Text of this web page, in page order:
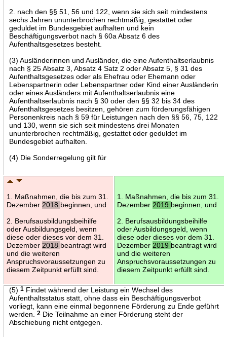
2. nach den §§ 51, 56 und 122, wenn sie sich seit mindestens
sechs Jahren ununterbrochen rechtmäßig, gestattet oder
geduldet im Bundesgebiet aufhalten und kein
Beschäftigungsverbot nach § 60a Absatz 6 des
Aufenthaltsgesetzes besteht.
(3) Ausländerinnen und Ausländer, die eine Aufenthaltserlaubnis
nach § 25 Absatz 3, Absatz 4 Satz 2 oder Absatz 5, § 31 des
Aufenthaltsgesetzes oder als Ehefrau oder Ehemann oder
Lebenspartnerin oder Lebenspartner oder Kind einer Ausländerin
oder eines Ausländers mit Aufenthaltserlaubnis eine
Aufenthaltserlaubnis nach § 30 oder den §§ 32 bis 34 des
Aufenthaltsgesetzes besitzen, gehören zum förderungsfähigen
Personenkreis nach § 59 für Leistungen nach den §§ 56, 75, 122
und 130, wenn sie sich seit mindestens drei Monaten
ununterbrochen rechtmäßig, gestattet oder geduldet im
Bundesgebiet aufhalten.
(4) Die Sonderregelung gilt für
1. Maßnahmen, die bis zum 31.
Dezember 2018 beginnen, und
2. Berufsausbildungsbeihilfe
oder Ausbildungsgeld, wenn
diese oder dieses vor dem 31.
Dezember 2018 beantragt wird
und die weiteren
Anspruchsvoraussetzungen zu
diesem Zeitpunkt erfüllt sind.
1. Maßnahmen, die bis zum 31.
Dezember 2019 beginnen, und
2. Berufsausbildungsbeihilfe
oder Ausbildungsgeld, wenn
diese oder dieses vor dem 31.
Dezember 2019 beantragt wird
und die weiteren
Anspruchsvoraussetzungen zu
diesem Zeitpunkt erfüllt sind.
(5) 1Findet während der Leistung ein Wechsel des
Aufenthaltsstatus statt, ohne dass ein Beschäftigungsverbot
vorliegt, kann eine einmal begonnene Förderung zu Ende geführt
werden.
2Die Teilnahme an einer Förderung steht der
Abschiebung nicht entgegen.